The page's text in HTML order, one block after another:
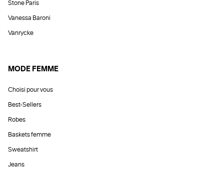
Stone Paris
Vanessa Baroni
Vanrycke
MODE FEMME
Choisi pour vous
Best-Sellers
Robes
Baskets femme
Sweatshirt
Jeans